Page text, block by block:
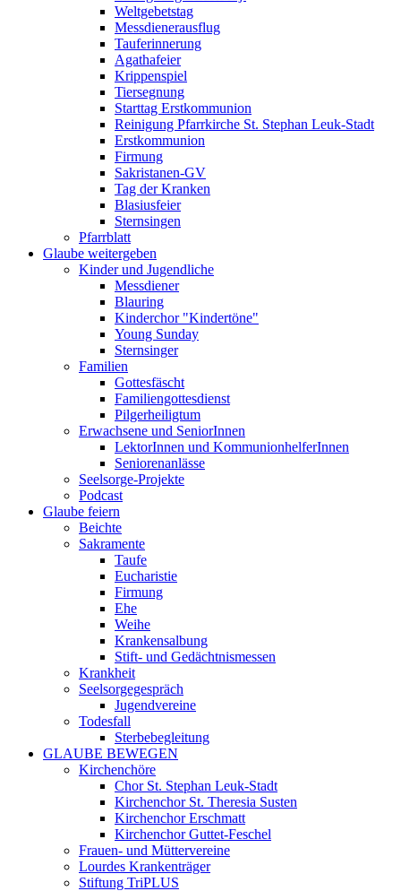
Weltgebetstag
Messdienerausflug
Tauferinnerung
Agathafeier
Krippenspiel
Tiersegnung
Starttag Erstkommunion
Reinigung Pfarrkirche St. Stephan Leuk-Stadt
Erstkommunion
Firmung
Sakristanen-GV
Tag der Kranken
Blasiusfeier
Sternsingen
Pfarrblatt
Glaube weitergeben
Kinder und Jugendliche
Messdiener
Blauring
Kinderchor "Kindertöne"
Young Sunday
Sternsinger
Familien
Gottesfäscht
Familiengottesdienst
Pilgerheiligtum
Erwachsene und SeniorInnen
LektorInnen und KommunionhelferInnen
Seniorenanlässe
Seelsorge-Projekte
Podcast
Glaube feiern
Beichte
Sakramente
Taufe
Eucharistie
Firmung
Ehe
Weihe
Krankensalbung
Stift- und Gedächtnismessen
Krankheit
Seelsorgegespräch
Jugendvereine
Todesfall
Sterbebegleitung
GLAUBE BEWEGEN
Kirchenchöre
Chor St. Stephan Leuk-Stadt
Kirchenchor St. Theresia Susten
Kirchenchor Erschmatt
Kirchenchor Guttet-Feschel
Frauen- und Müttervereine
Lourdes Krankenträger
Stiftung TriPLUS